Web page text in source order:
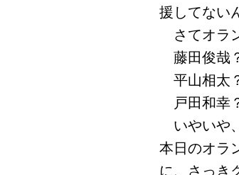
援してない
さてオラ
藤田俊哉
平山相太
戸田和幸
いやいや
本日のオラ
に、さっき